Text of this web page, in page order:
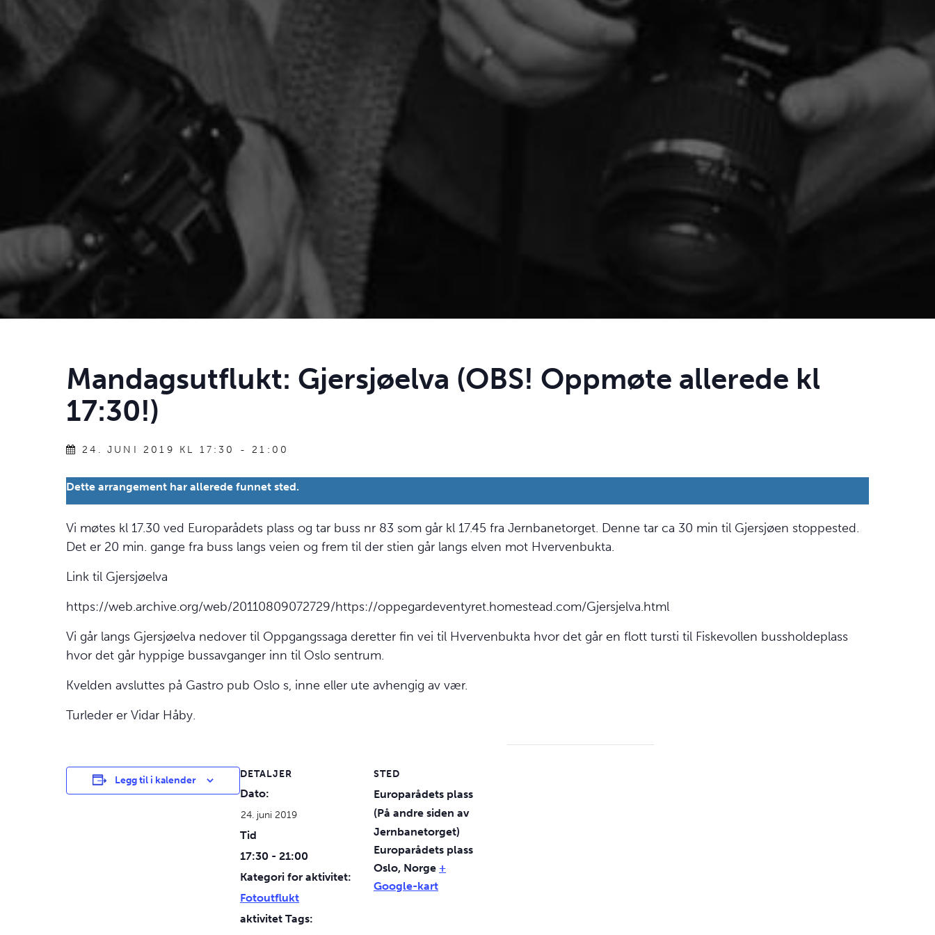
Mandagsutflukt: Gjersjøelva (OBS! Oppmøte allerede kl
17:30!)
24. JUNI 2019 KL 17:30 -21:00
Dette arrangement har allerede funnet sted.
Vi møtes kl 17.30 ved Europarådets plass og tar buss nr 83 som går kl 17.45 fra Jernbanetorget. Denne tar ca 30 min til Gjersjøen stoppested.
Det er 20 min. gange fra buss langs veien og frem til der stien går langs elven mot Hvervenbukta.
Link til Gjersjøelva
https://web.archive.org/web/20110809072729/https://oppegardeventyret.homestead.com/Gjersjelva.html
Vi går langs Gjersjøelva nedover til Oppgangssaga deretter fin vei til Hvervenbukta hvor det går en flott tursti til Fiskevollen bussholdeplass
hvor det går hyppige bussavganger inn til Oslo sentrum.
Kvelden avsluttes på Gastro pub Oslo s, inne eller ute avhengig av vær.
Turleder er Vidar Håby.
Legg til i kalender
DETALJER
Dato:
24. juni 2019
Tid
17:30 - 21:00
Kategori for aktivitet:
Fotoutflukt
aktivitet Tags:
STED
Europarådets plass
(På andre siden av
Jernbanetorget)
Europarådets plass
Oslo, Norge +
Google-kart